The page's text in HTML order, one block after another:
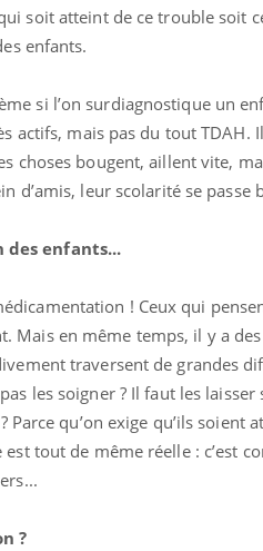
soit atteint de ce trouble soit
enfants.
si l’on surdiagnostique un
actifs, mais pas du tout TDAH.
choses bougent, aillent vite,
d’amis, leur scolarité se
enfants...
! Ceux qui
Mais en même temps, il y a
traversent de grandes
les soigner ? Il faut les
qu’on exige qu’ils soient
tout de même réelle : c’est
?